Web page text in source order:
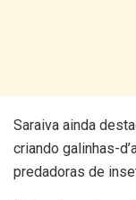
Saraiva ainda
criando galinhas-
predadoras de